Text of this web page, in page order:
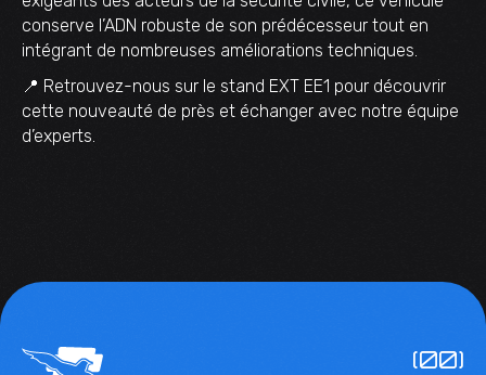
conserve l’ADN robuste de son prédécesseur tout en
intégrant de nombreuses améliorations techniques.
📍 Retrouvez-nous sur le stand EXT EE1 pour découvrir
cette nouveauté de près et échanger avec notre équipe
d’experts.
(00)